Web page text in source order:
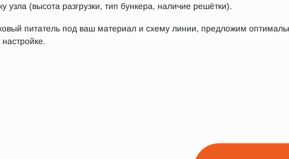
узла (высота разгрузки, тип бункера, наличие решётки).
питатель под ваш материал и схему линии, предложим